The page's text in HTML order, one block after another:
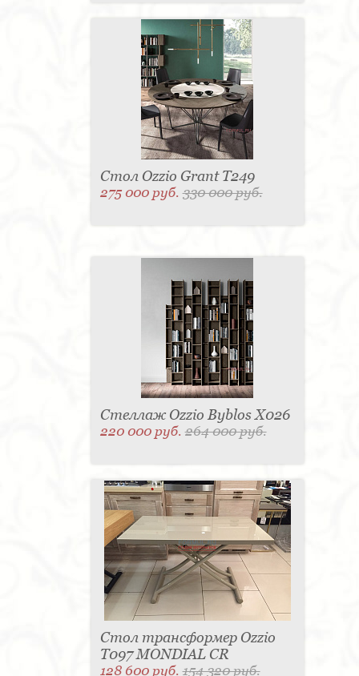
Стол Ozzio Grant T249
275 000 руб.330 000 руб.
Стеллаж Ozzio Byblos X026
220 000 руб.264 000 руб.
Стол трансформер Ozzio
T097 MONDIAL CR
128 600 руб.154 320 руб.